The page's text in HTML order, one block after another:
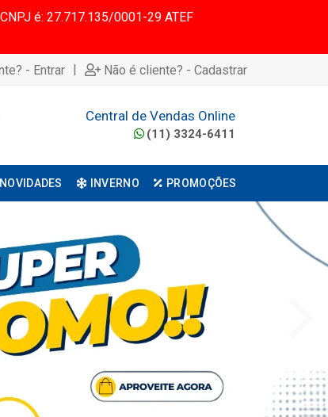
é: 27.717.135/0001-29 ATEF
- Entrar | Não é cliente? - Cadastrar
Central de Vendas Online
(11) 3324-6411
NOVIDADES INVERNO PROMOÇÕES